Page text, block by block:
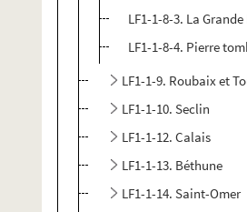
LF1-1-8-3. La
LF1-1-8-4. Pierre
LF1-1-9. Roubaix et
LF1-1-10. Seclin
LF1-1-12. Calais
LF1-1-13. Béthune
LF1-1-14. Saint-Omer